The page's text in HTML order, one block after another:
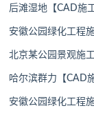
后滩湿地【CAD施
安徽公园绿化工程
北京某公园景观施
哈尔滨群力【CAD
安徽公园绿化工程